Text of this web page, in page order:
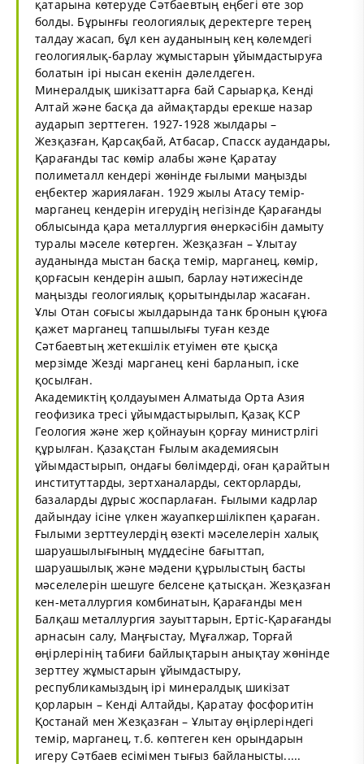
қатарына көтеруде Сәтбаевтың еңбегі өте зор
болды. Бұрынғы геологиялық деректерге терең
талдау жасап, бұл кен ауданының кең көлемдегі
геологиялық-барлау жұмыстарын ұйымдастыруға
болатын ірі нысан екенін дәлелдеген.
Минералдық шикізаттарға бай Сарыарқа, Кенді
Алтай және басқа да аймақтарды ерекше назар
аударып зерттеген. 1927-1928 жылдары –
Жезқазған, Қарсақбай, Атбасар, Спасск аудандары,
Қарағанды тас көмір алабы және Қаратау
полиметалл кендері жөнінде ғылыми маңызды
еңбектер жариялаған. 1929 жылы Атасу темір-
марганец кендерін игерудің негізінде Қарағанды
облысында қара металлургия өнеркәсібін дамыту
туралы мәселе көтерген. Жезқазған – Ұлытау
ауданында мыстан басқа темір, марганец, көмір,
қорғасын кендерін ашып, барлау нәтижесінде
маңызды геологиялық қорытындылар жасаған.
Ұлы Отан соғысы жылдарында танк бронын құюға
қажет марганец тапшылығы туған кезде
Сәтбаевтың жетекшілік етуімен өте қысқа
мерзімде Жезді марганец кені барланып, іске
қосылған.
Академиктің қолдауымен Алматыда Орта Азия
геофизика тресі ұйымдастырылып, Қазақ КСР
Геология және жер қойнауын қорғау министрлігі
құрылған. Қазақстан Ғылым академиясын
ұйымдастырып, ондағы бөлімдерді, оған қарайтын
институттарды, зертханаларды, секторларды,
базаларды дұрыс жоспарлаған. Ғылыми кадрлар
дайындау ісіне үлкен жауапкершілікпен қараған.
Ғылыми зерттеулердің өзекті мәселелерін халық
шаруашылығының мүддесіне бағыттап,
шаруашылық және мәдени құрылыстың басты
мәселелерін шешуге белсене қатысқан. Жезқазған
кен-металлургия комбинатын, Қарағанды мен
Балқаш металлургия зауыттарын, Ертіс-Қарағанды
арнасын салу, Маңғыстау, Мұғалжар, Торғай
өңірлерінің табиғи байлықтарын анықтау жөнінде
зерттеу жұмыстарын ұйымдастыру,
республикамыздың ірі минералдық шикізат
қорларын – Кенді Алтайды, Қаратау фосфоритін
Қостанай мен Жезқазған – Ұлытау өңірлеріндегі
темір, марганец, т.б. көптеген кен орындарын
игеру Сәтбаев есімімен тығыз байланысты.....